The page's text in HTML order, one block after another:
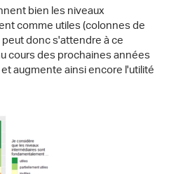
bien les niveaux
comme utiles (colonnes de
donc s'attendre à ce
cours des prochaines années
augmente ainsi encore l'utilité